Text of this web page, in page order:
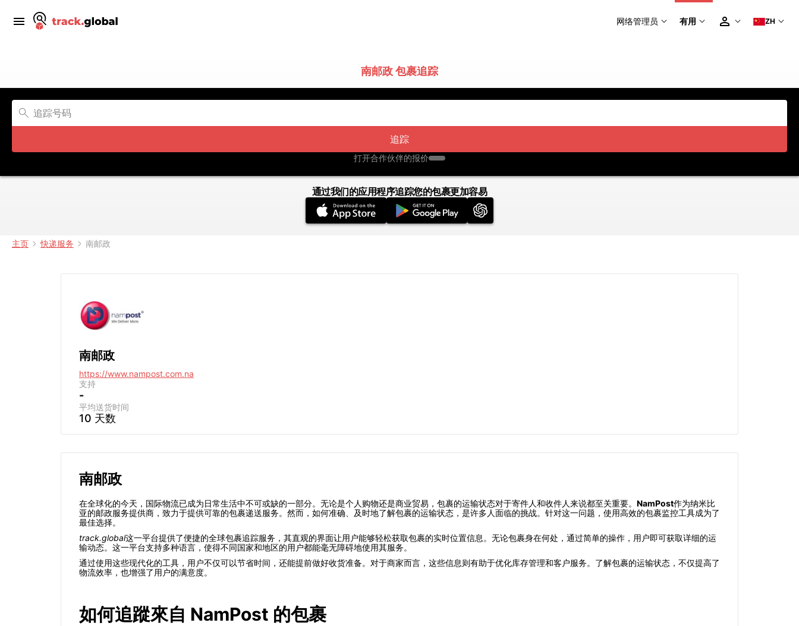
网络管理员 有用 ZH
南邮政 包裹追踪
追踪
打开合作伙伴的报价
通过我们的应用程序追踪您的包裹更加容易
主页 快递服务 南邮政
南邮政
https://www.nampost.com.na
支持
-
平均送货时间
10 天数
南邮政
在全球化的今天，国际物流已成为日常生活中不可或缺的一部分。无论是个人购物还是商业贸易，包裹的运输状态对于寄件人和收件人来说都至关重要。 NamPost作为纳米比
亚的邮政服务提供商，致力于提供可靠的包裹递送服务。然而，如何准确、及时地了解包裹的运输状态，是许多人面临的挑战。针对这一问题，使用高效的包裹监控工具成为了
最佳选择。
track.global这一平台提供了便捷的全球包裹追踪服务，其直观的界面让用户能够轻松获取包裹的实时位置信息。无论包裹身在何处，通过简单的操作，用户即可获取详细的运
输动态。这一平台支持多种语言，使得不同国家和地区的用户都能毫无障碍地使用其服务。
通过使用这些现代化的工具，用户不仅可以节省时间，还能提前做好收货准备。对于商家而言，这些信息则有助于优化库存管理和客户服务。了解包裹的运输状态，不仅提高了
物流效率，也增强了用户的满意度。
如何追蹤來自 NamPost 的包裹